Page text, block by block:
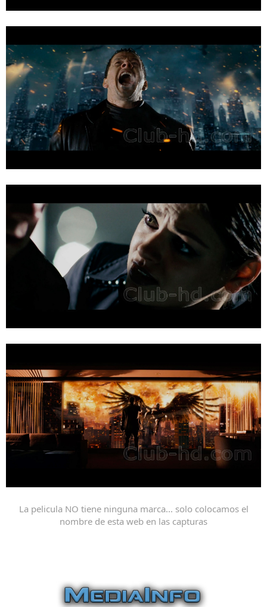
La pelicula NO tiene ninguna marca... solo colocamos el
nombre de esta web en las capturas